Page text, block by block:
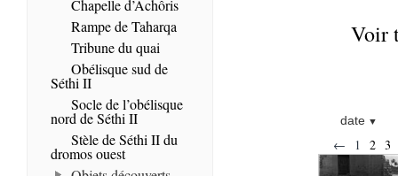
Voir
date
← 1 2 3
Chapelle d’Achôris
Rampe de Taharqa
Tribune du quai
Obélisque sud de
Séthi II
Socle de l’obélisque
nord de Séthi II
Stèle de Séthi II du
dromos ouest